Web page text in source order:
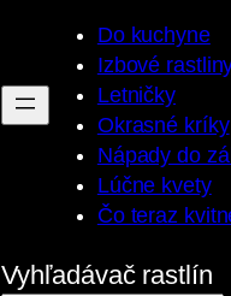
Do kuchyne
Izbové
Letničky
Okrasné kríky
Nápady do
Lúčne kvety
Čo teraz
Vyhľadávač rastlín